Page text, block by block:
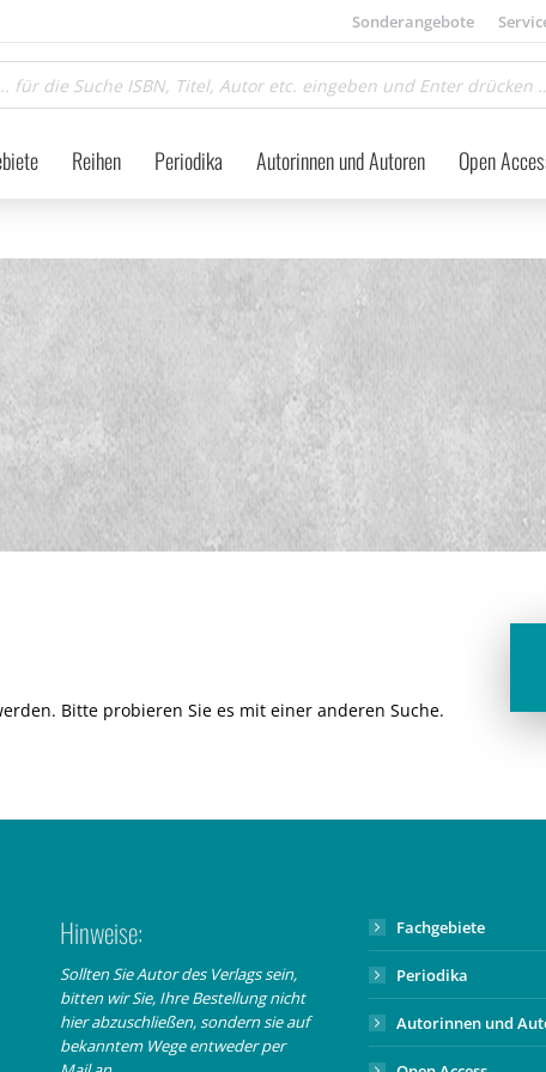
Sonderangebote
Reihen Periodika Autorinnen und Autoren Open
Bitte probieren Sie es mit einer anderen Suche.
Hinweise:
Sollten Sie Autor des Verlags sein,
bitten wir Sie, Ihre Bestellung nicht
hier abzuschließen, sondern sie auf
bekanntem Wege entweder per
Fachgebiete
Periodika
Autorinnen und